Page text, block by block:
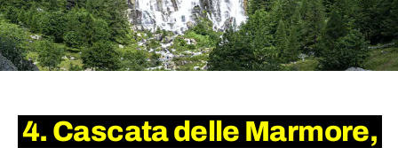
4. Cascata delle Marmore,